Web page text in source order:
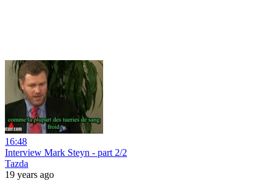
16:48
Interview Mark Steyn - part 2/2
Tazda
19 years ago